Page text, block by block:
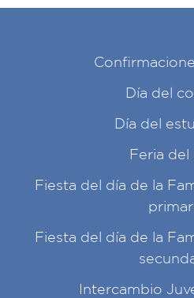
Día del
Día del
Feria del
Fiesta del día de la
Fiesta del día de la
Intercambio